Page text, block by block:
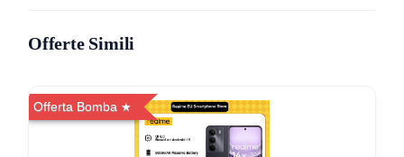
Condizioni e Limitazioni
completiquiper maggiori dettagli sulla promozione.
Disponibilità Limitata
: Il cashback è disponibile solo
per chi pre-ordina.
Offerte Simili
Offerta Bomba